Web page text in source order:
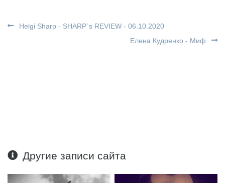
Helgi Sharp - SHARP`s REVIEW - 06.10.2020
Елена Кудренко - Миф
Другие записи сайта